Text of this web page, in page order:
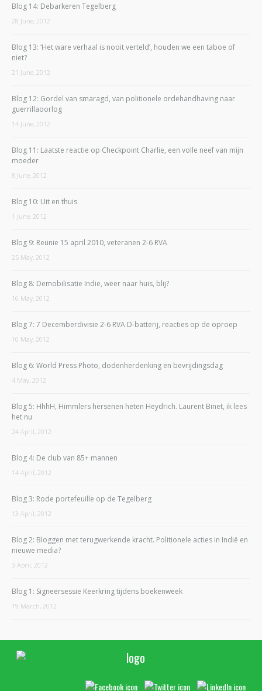
Blog 14: Debarkeren Tegelberg
28 June, 2012
Blog 13: ‘Het ware verhaal is nooit verteld’, houden we een taboe of
niet?
21 June, 2012
Blog 12: Gordel van smaragd, van politionele ordehandhaving naar
guerrillaoorlog
14 June, 2012
Blog 11: Laatste reactie op Checkpoint Charlie, een volle neef van mijn
moeder
8 June, 2012
Blog 10: Uit en thuis
1 June, 2012
Blog 9: Reünie 15 april 2010, veteranen 2-6 RVA
25 May, 2012
Blog 8: Demobilisatie Indië, weer naar huis, blij?
16 May, 2012
Blog 7: 7 Decemberdivisie 2-6 RVA D-batterij, reacties op de oproep
10 May, 2012
Blog 6: World Press Photo, dodenherdenking en bevrijdingsdag
4 May, 2012
Blog 5: HhhH, Himmlers hersenen heten Heydrich. Laurent Binet, ik lees
het nu
24 April, 2012
Blog 4: De club van 85+ mannen
14 April, 2012
Blog 3: Rode portefeuille op de Tegelberg
13 April, 2012
Blog 2: Bloggen met terugwerkende kracht. Politionele acties in Indië en
nieuwe media?
3 April, 2012
Blog 1: Signeersessie Keerkring tijdens boekenweek
19 March, 2012